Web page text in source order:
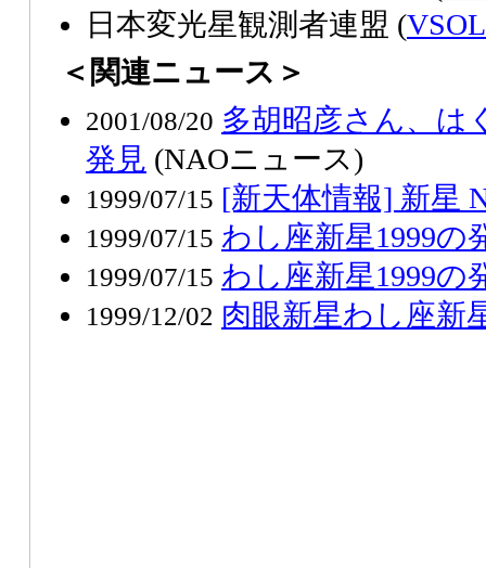
日本変光星観測者連盟 (
＜関連ニュース＞
2001/08/20 多胡昭彦さん、は
発見 (NAOニュース)
1999/07/15 [新天体情報] 新星
1999/07/15 わし座新星1999の
1999/07/15 わし座新星1999の
1999/12/02 肉眼新星わし座新